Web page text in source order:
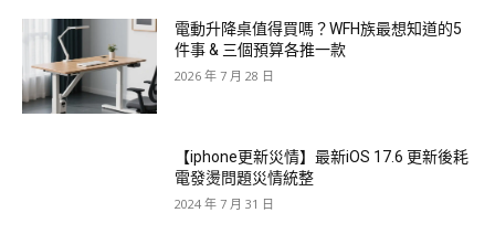
電動升降桌值得買嗎？WFH族最想知道的5
件事 & 三個預算各推一款
2026 年 7 月 28 日
【iphone更新災情】最新iOS 17.6 更新後耗
電發燙問題災情統整
2024 年 7 月 31 日